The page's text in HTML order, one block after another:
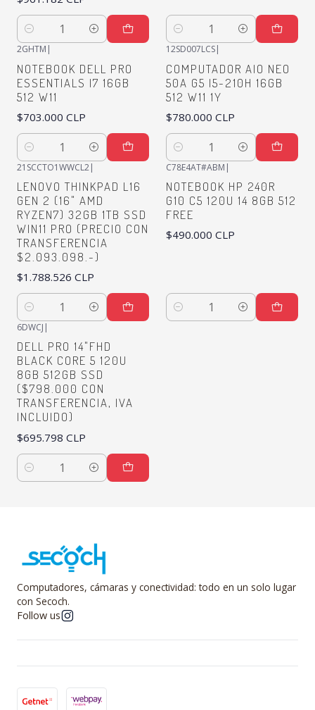
Quantity Quantity
2GHTM
NOTEBOOK DELL PRO
ESSENTIALS I7 16GB
512 W11
$703.000 CLP
Quantity
12SD007LCS
COMPUTADOR AIO NEO
50A G5 I5-210H 16GB
512 W11 1Y
$780.000 CLP
Quantity
21SCCTO1WWCL2|
LENOVO THINKPAD L16
GEN 2 (16" AMD
RYZEN7) 32GB 1TB SSD
WIN11 PRO (PRECIO CON
TRANSFERENCIA
$2.093.098.-)
$1.788.526 CLP
Quantity
C78E4AT#ABM |
NOTEBOOK HP 240R
G10 C5 120U 14 8GB 512
FREE
$490.000 CLP
Quantity
6DWCJ |
DELL PRO 14"FHD
BLACK CORE 5 120U
8GB 512GB SSD
($798.000 CON
TRANSFERENCIA, IVA
INCLUIDO)
$695.798 CLP
Quantity
Computadores, cámaras y conectividad: todo en un solo lugar
con Secoch.
Follow us